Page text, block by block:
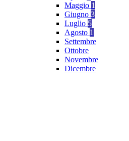
Maggio 1
Giugno 3
Luglio 5
Agosto 1
Settembre
Ottobre
Novembre
Dicembre